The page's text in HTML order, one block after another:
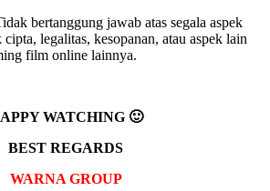
bertanggung jawab atas segala aspek
legalitas, kesopanan, atau aspek lain
film online lainnya.
WATCHING 🙂
BEST REGARDS
WARNA GROUP